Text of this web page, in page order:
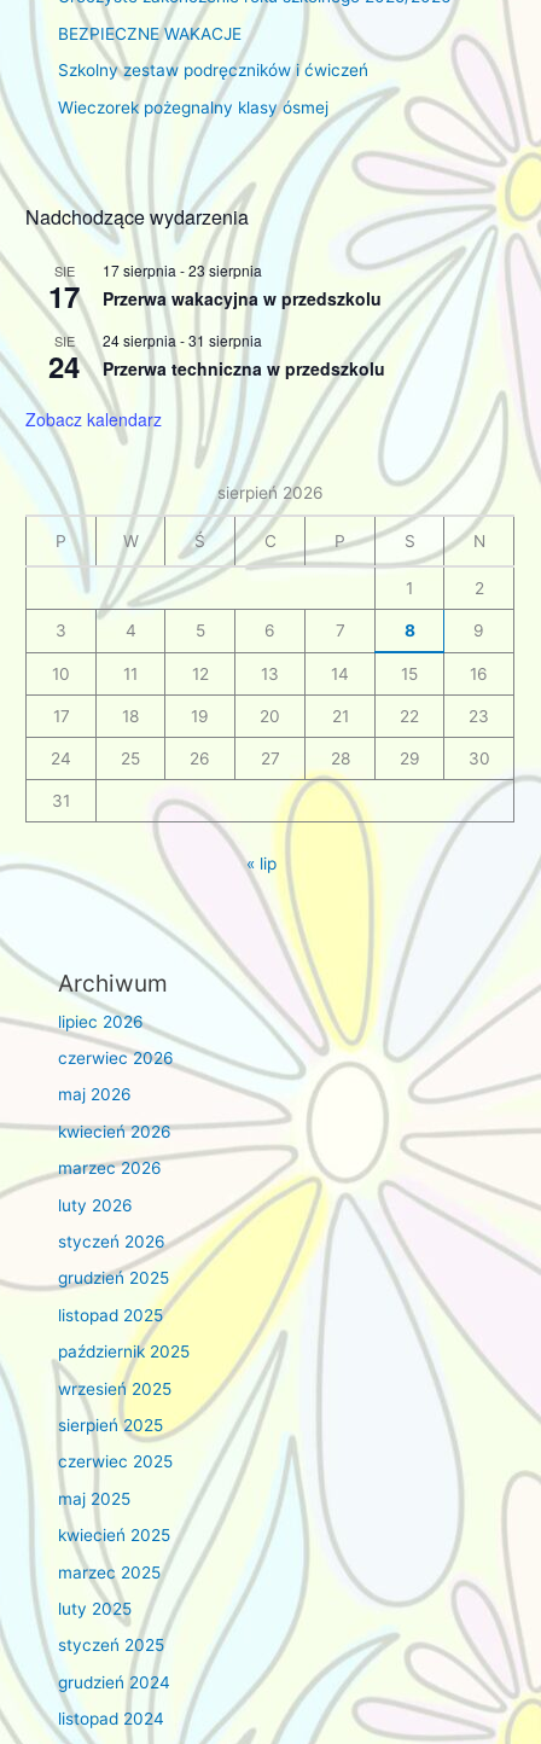
BEZPIECZNE WAKACJE
Szkolny zestaw podręczników i ćwiczeń
Wieczorek pożegnalny klasy ósmej
Nadchodzące wydarzenia
SIE
17
17 sierpnia -23 sierpnia
Przerwa wakacyjna w przedszkolu
SIE
24
24 sierpnia -31 sierpnia
Przerwa techniczna w przedszkolu
Zobacz kalendarz
sierpień 2026
P W Ś C P S N
1 2
3 4 5 6 7 8 9
10 11 12 13 14 15 16
17 18 19 20 21 22 23
24 25 26 27 28 29 30
31
« lip
Archiwum
lipiec 2026
czerwiec 2026
maj 2026
kwiecień 2026
marzec 2026
luty 2026
styczeń 2026
grudzień 2025
listopad 2025
październik 2025
wrzesień 2025
sierpień 2025
czerwiec 2025
maj 2025
kwiecień 2025
marzec 2025
luty 2025
styczeń 2025
grudzień 2024
listopad 2024